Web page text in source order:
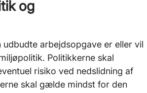
og
arbejdsopgave er eller vil
Politikkerne skal
risiko ved nedslidning af
skal gælde mindst for den